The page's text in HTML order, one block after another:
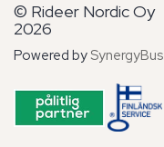
© Rideer Nordic Oy
2026
Powered by SynergyBus